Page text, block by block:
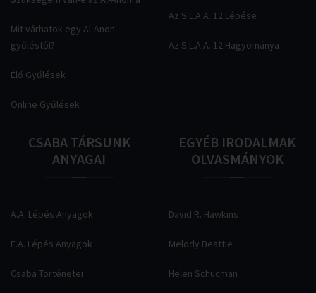
Mit várhatok egy Al-Anon
gyűléstől?
Élő Gyűlések
Online Gyűlések
Az S.L.A.A. 12 Lépése
Az S.L.A.A. 12 Hagyománya
CSABA TÁRSUNK
ANYAGAI
A.A. Lépés Anyagok
E.A. Lépés Anyagok
Csaba Történetei
EGYÉB IRODALMAK
OLVASMÁNYOK
David R. Hawkins
Melody Beattie
Helen Schucman